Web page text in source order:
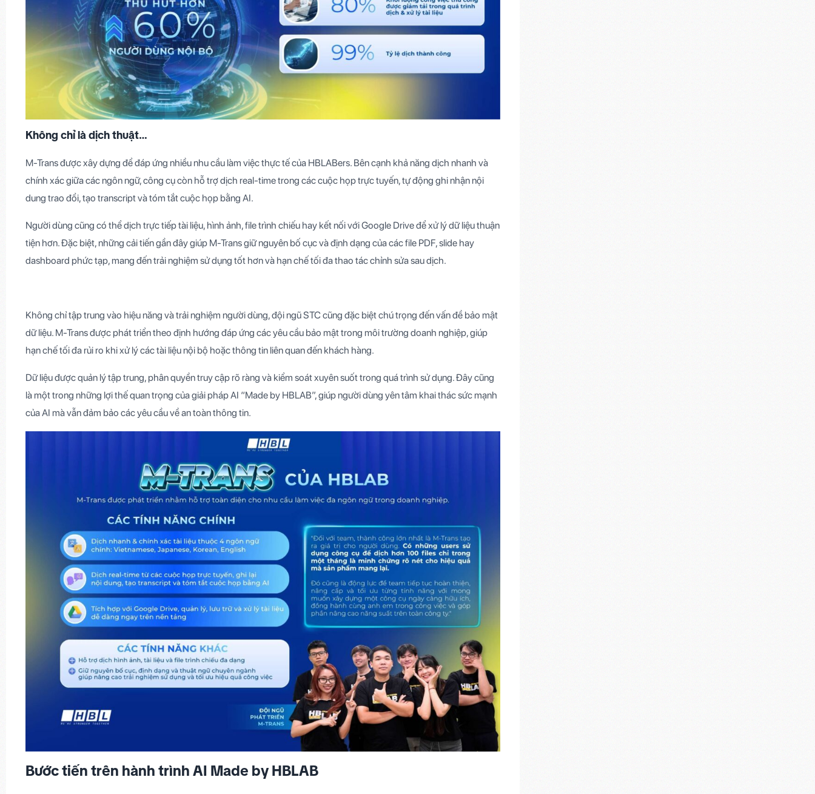
Không chỉ là dịch thuật…
M-Trans được xây dựng để đáp ứng nhiều nhu cầu làm việc thực tế của HBLABers. Bên cạnh khả năng dịch nhanh và
chính xác giữa các ngôn ngữ, công cụ còn hỗ trợ dịch real-time trong các cuộc họp trực tuyến, tự động ghi nhận nội
dung trao đổi, tạo transcript và tóm tắt cuộc họp bằng AI.
Người dùng cũng có thể dịch trực tiếp tài liệu, hình ảnh, file trình chiếu hay kết nối với Google Drive để xử lý dữ liệu thuận
tiện hơn. Đặc biệt, những cải tiến gần đây giúp M-Trans giữ nguyên bố cục và định dạng của các file PDF, slide hay
dashboard phức tạp, mang đến trải nghiệm sử dụng tốt hơn và hạn chế tối đa thao tác chỉnh sửa sau dịch.
Không chỉ tập trung vào hiệu năng và trải nghiệm người dùng, đội ngũ STC cũng đặc biệt chú trọng đến vấn đề bảo mật
dữ liệu. M-Trans được phát triển theo định hướng đáp ứng các yêu cầu bảo mật trong môi trường doanh nghiệp, giúp
hạn chế tối đa rủi ro khi xử lý các tài liệu nội bộ hoặc thông tin liên quan đến khách hàng.
Dữ liệu được quản lý tập trung, phân quyền truy cập rõ ràng và kiểm soát xuyên suốt trong quá trình sử dụng. Đây cũng
là một trong những lợi thế quan trọng của giải pháp AI “Made by HBLAB”, giúp người dùng yên tâm khai thác sức mạnh
của AI mà vẫn đảm bảo các yêu cầu về an toàn thông tin.
Bước tiến trên hành trình AI Made by HBLAB